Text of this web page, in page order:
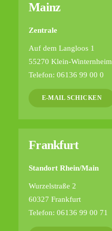
Mainz
Zentrale
Auf dem Langloos 1
55270 Klein-Winternheim
Telefon: 06136 99 00 0
E-MAIL SCHICKEN
Frankfurt
Standort Rhein/Main
Wurzelstraße 2
60327 Frankfurt
Telefon: 06136 99 00 71